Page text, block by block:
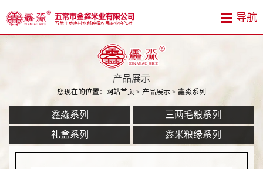
产品展示
您现在的位置： 网站首页 > 产品展示 > 鑫淼系列
鑫淼系列
三两毛粮系列
礼盒系列
鑫米粮缘系列